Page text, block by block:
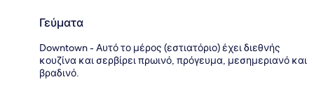
Γεύματα
Downtown - Αυτό το μέρος (εστιατόριο) έχει διεθνής
κουζίνα και σερβίρει πρωινό, πρόγευμα, μεσημεριανό και
βραδινό.